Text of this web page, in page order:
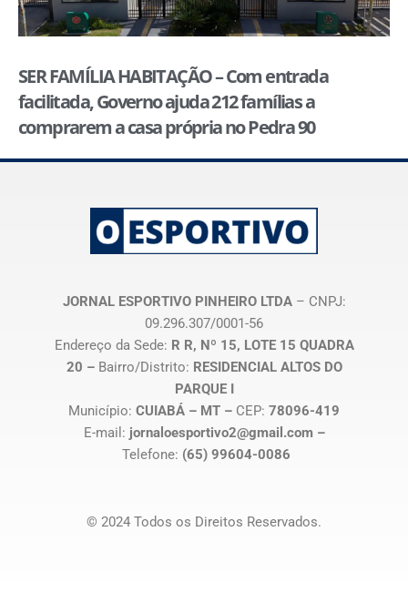
SER FAMÍLIA HABITAÇÃO – Com entrada
facilitada, Governo ajuda 212 famílias a
comprarem a casa própria no Pedra 90
JORNAL ESPORTIVO PINHEIRO LTDA– CNPJ:
09.296.307/0001-56
Endereço da Sede: R R, Nº 15, LOTE 15 QUADRA
20 – Bairro/Distrito: RESIDENCIAL ALTOS DO
PARQUE I
Município: CUIABÁ – MT – CEP: 78096-419
E-mail: jornaloesportivo2@gmail.com –
Telefone: (65) 99604-0086
© 2024 Todos os Direitos Reservados.